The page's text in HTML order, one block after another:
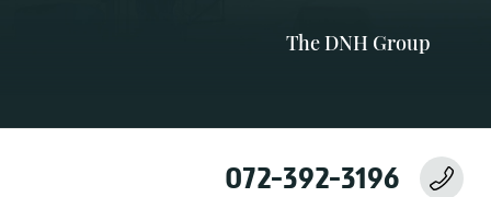
The DNH Group
072-392-3196